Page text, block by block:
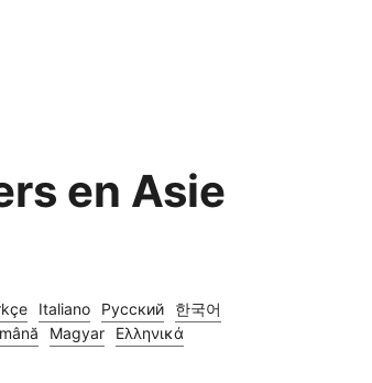
en Asie
Italiano Русский
한국어
Magyar
Ελληνικά